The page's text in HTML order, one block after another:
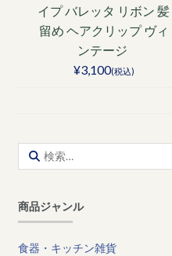
イプ バレッタ リボン 髪
留め ヘアクリップ ヴィ
ンテージ
¥3,100(税込)
索:
商品ジャンル
食器・キッチン雑貨